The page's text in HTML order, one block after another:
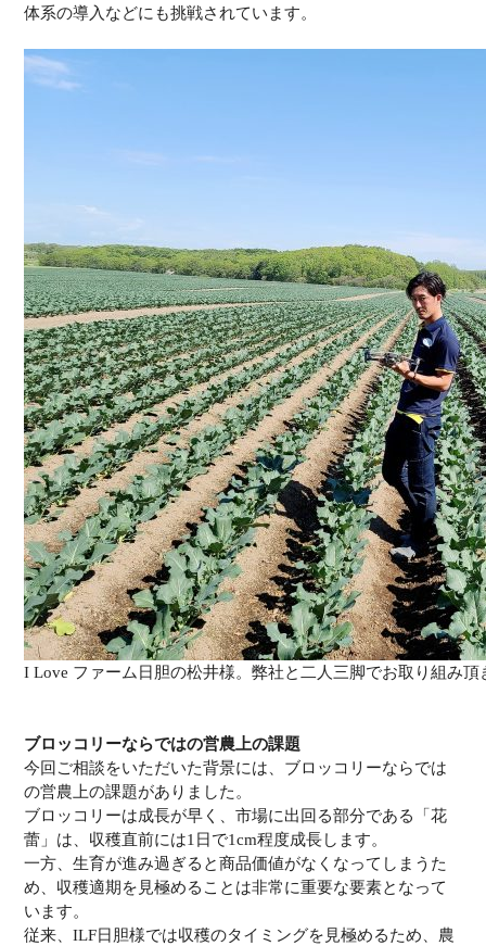
体系の導入などにも挑戦されています。
I Love ファーム日胆の松井様。弊社と二人三脚でお取り組み
ブロッコリーならではの営農上の課題
今回ご相談をいただいた背景には、ブロッコリーならでは
の営農上の課題がありました。
ブロッコリーは成長が早く、市場に出回る部分である「花
蕾」は、収穫直前には1日で1cm程度成長します。
一方、生育が進み過ぎると商品価値がなくなってしまうた
め、収穫適期を見極めることは非常に重要な要素となって
います。
従来、ILF日胆様では収穫のタイミングを見極めるため、農